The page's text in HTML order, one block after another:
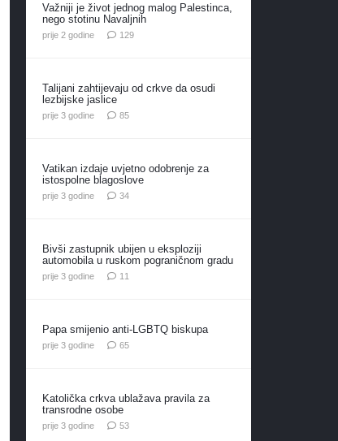
Važniji je život jednog malog Palestinca,
nego stotinu Navaljnih
prije 2 godine 129komentara
Talijani zahtijevaju od crkve da osudi
lezbijske jaslice
prije 3 godine 85komentara
Vatikan izdaje uvjetno odobrenje za
istospolne blagoslove
prije 3 godine 34komentara
Bivši zastupnik ubijen u eksploziji
automobila u ruskom pograničnom gradu
prije 3 godine 11
Papa smijenio anti-LGBTQ biskupa
prije 3 godine 65komentara
Katolička crkva ublažava pravila za
transrodne osobe
prije 3 godine 53komentara